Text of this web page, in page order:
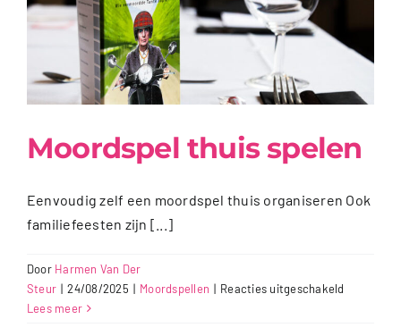
Moordspel thuis spelen
Eenvoudig zelf een moordspel thuis organiseren Ook
familiefeesten zijn [...]
Door Harmen Van Der
Steur | 24/08/2025 | Moordspellen | Reacties uitgeschakeld
Lees meer